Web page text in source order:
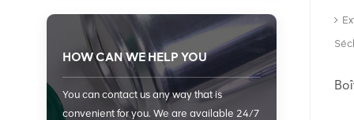
HOW CAN WE HELP YOU
You can contact us any way that is
convenient for you. We are available 24/7